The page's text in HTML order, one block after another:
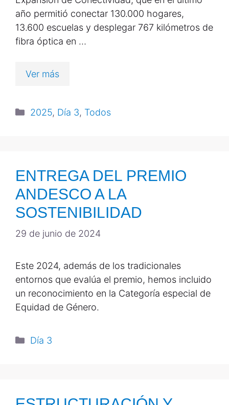
año permitió conectar 130.000 hogares,
13.600 escuelas y desplegar 767 kilómetros de
fibra óptica en …
Ver más
2025, Día 3, Todos
ENTREGA DEL PREMIO
ANDESCO A LA
SOSTENIBILIDAD
29 de junio de 2024
Este 2024, además de los tradicionales
entornos que evalúa el premio, hemos incluido
un reconocimiento en la Categoría especial de
Equidad de Género.
Día 3